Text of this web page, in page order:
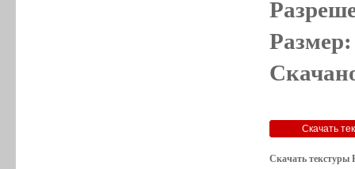
Скачать текстуры